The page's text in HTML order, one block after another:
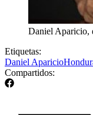
Daniel Aparicio,
Etiquetas:
Daniel Aparicio
Compartidos: